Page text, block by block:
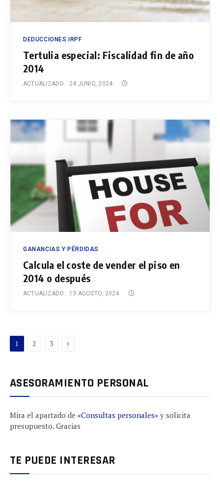
DEDUCCIONES IRPF
Tertulia especial: Fiscalidad fin de año
2014
ACTUALIZADO: 24 JUNIO, 2024
GANANCIAS Y PÉRDIDAS
Calcula el coste de vender el piso en
2014 o después
ACTUALIZADO: 13 AGOSTO, 2024
1 2 3 Next
ASESORAMIENTO PERSONAL
Mira el apartado de «Consultas personales» y solicita
presupuesto. Gracias
TE PUEDE INTERESAR